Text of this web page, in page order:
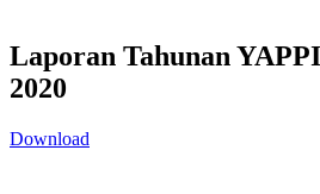
Laporan Tahunan
2020
Download